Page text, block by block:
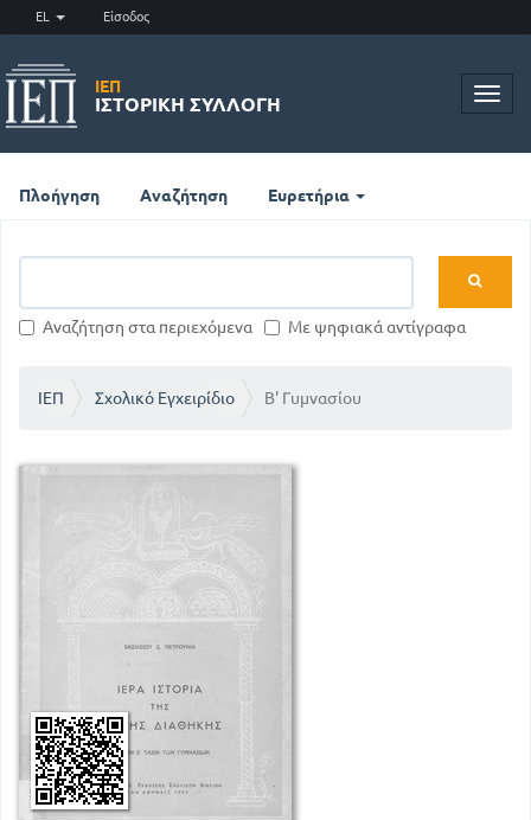
EL Είσοδος
ΙΕΠ
ΙΣΤΟΡΙΚΉ ΣΥΛΛΟΓΉ
Πλοήγηση Αναζήτηση Ευρετήρια
Αναζήτηση στα περιεχόμενα Με ψηφιακά αντίγραφα
ΙΕΠ Σχολικό Εγχειρίδιο Β' Γυμνασίου